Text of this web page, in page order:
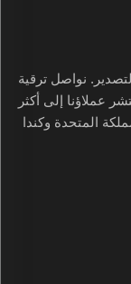
نواصل ترقية
عملاؤنا إلى أكثر
المتحدة وكندا